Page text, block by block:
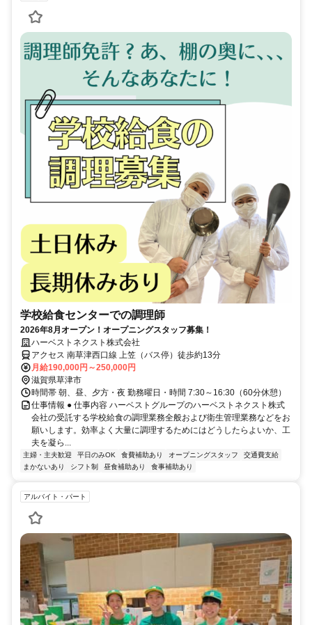
学校給食センターでの調理師
2026年8月オープン！オープニングスタッフ募集！
ハーベストネクスト株式会社
アクセス 南草津西口線 上笠（バス停）徒歩約13分
月給190,000円～250,000円
滋賀県草津市
時間帯 朝、昼、夕方・夜 勤務曜日・時間 7:30～16:30（60分休憩）
仕事情報 ● 仕事内容 ハーベストグループのハーベストネクスト株式
会社の受託する学校給食の調理業務全般および衛生管理業務などをお
願いします。効率よく大量に調理するためにはどうしたらよいか、工
夫を凝ら...
主婦・主夫歓迎 平日のみOK 食費補助あり オープニングスタッフ
交通費支給
まかないあり
シフト制 昼食補助あり 食事補助あり
アルバイト・パート